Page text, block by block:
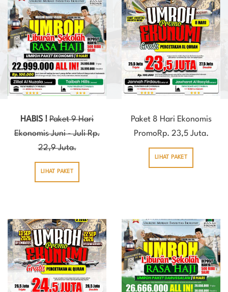
HABIS ! Paket 9 Hari
Ekonomis Juni - Juli Rp.
22,9 Juta.
LIHAT PAKET
Paket 8 Hari Ekonomis
PromoRp. 23,5 Juta.
LIHAT PAKET